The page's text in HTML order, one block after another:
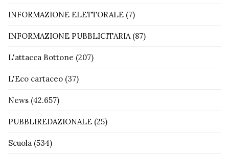
INFORMAZIONE ELETTORALE (7)
INFORMAZIONE PUBBLICITARIA(87)
L'attacca Bottone (207)
L'Eco cartaceo (37)
News (42.657)
PUBBLIREDAZIONALE (25)
Scuola (534)